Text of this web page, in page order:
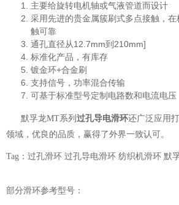
主要给旋转电机轴或气液管道而设计
采用先进的贵金属簇刷式多点接触，在
触可靠
通孔直径从12.7mm到210mm]
标准化产品，有库存
镀金环+合金刷
支持信号，功率混合传输
可基于标准型号定制电路数和电流电压
默孚龙MT系列 过孔导电滑环还广泛应用
领域，优良的品质，赢得了外界一致认可。
Tag：过孔滑环 过孔导电滑环 纺织机滑环 默
部分滑环参考型号：